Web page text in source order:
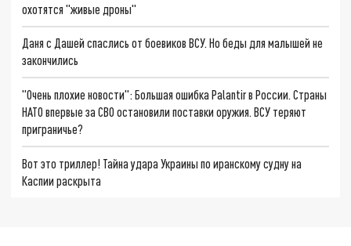
охотятся "живые дроны"
Даня с Дашей спаслись от боевиков ВСУ. Но беды для малышей не
закончились
"Очень плохие новости": Большая ошибка Palantir в России. Страны
НАТО впервые за СВО остановили поставки оружия. ВСУ теряют
приграничье?
Вот это триллер! Тайна удара Украины по иранскому судну на
Каспии раскрыта